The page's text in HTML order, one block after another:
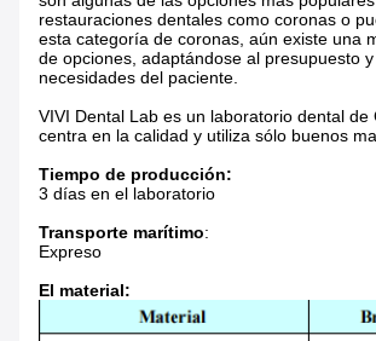
restauraciones dentales como coronas o
esta categoría de coronas, aún existe una
de opciones, adaptándose al presupuesto
necesidades del paciente.
VIVI Dental Lab es un laboratorio dental de
centra en la calidad y utiliza sólo buenos
Tiempo de producción:
3 días en el laboratorio
Transporte marítimo:
Expreso
El material: